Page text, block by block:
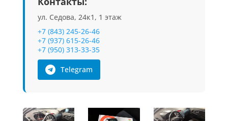
ул. Седова, 24к1, 1 этаж
+7 (843) 245-26-46
+7 (937) 615-26-46
+7 (950) 313-33-35
Telegram